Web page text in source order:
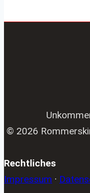
© 2026
Rechtliches
Impressum ·